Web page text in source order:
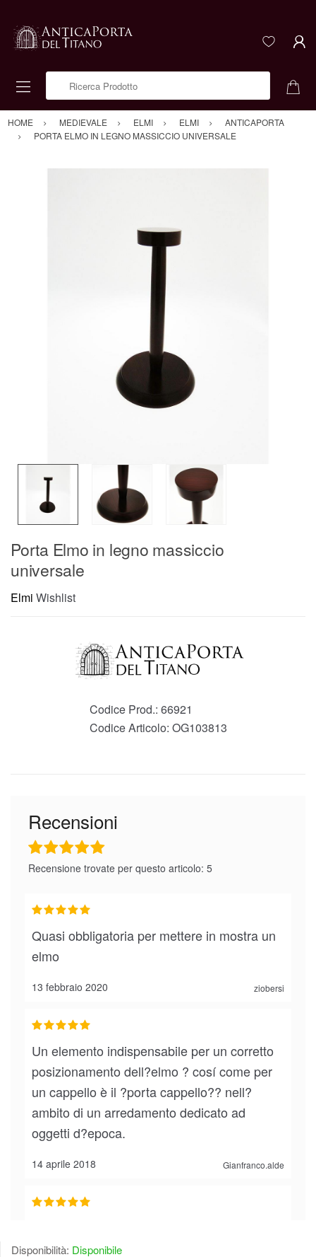
HOME MEDIEVALE ELMI ELMI
ANTICAPORTA
PORTA ELMO IN LEGNO MASSICCIO UNIVERSALE
Porta Elmo in legno massiccio
universale
Elmi Wishlist
Codice Prod.: 66921
Codice Articolo: OG103813
Recensioni
Recensione trovate per questo articolo: 5
13 febbraio 2020 ziobersi
Quasi obbligatoria per mettere in mostra un
elmo
14 aprile 2018 Gianfranco.alde
Un elemento indispensabile per un corretto
posizionamento dell?elmo ? cosí come per
un cappello è il ?porta cappello?? nell?
ambito di un arredamento dedicato ad
oggetti d?epoca.
descrizione riportata sul sito.Il prodotto è
Disponibilità: Disponibile